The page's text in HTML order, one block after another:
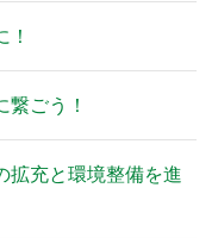
ごう！
拡充と環境整備を進